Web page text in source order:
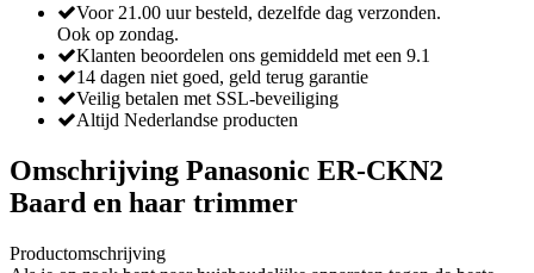
Voor 21.00 uur besteld, dezelfde dag verzonden.
Ook op zondag.
Klanten beoordelen ons gemiddeld met een 9.1
14 dagen niet goed, geld terug garantie
Veilig betalen met SSL-beveiliging
Altijd Nederlandse producten
Omschrijving Panasonic ER-CKN2
Baard en haar trimmer
Productomschrijving